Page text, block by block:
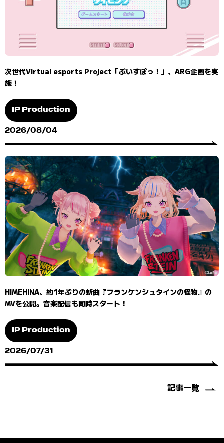
次世代Virtual esports Project「ぶいすぽっ！」、ARG企画を実
施！
IP Production
2026/08/04
HIMEHINA、約1年ぶりの新曲『フランケンシュタインの怪物』の
MVを公開。音楽配信も同時スタート！
IP Production
2026/07/31
記事一覧